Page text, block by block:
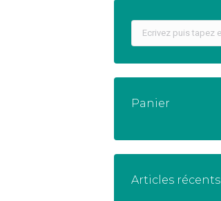
Recherche
:
Panier
Articles récents